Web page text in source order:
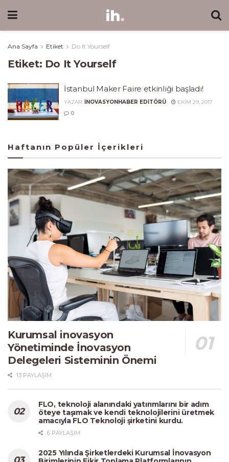
Ana Sayfa Etiket Do It Yourself
Etiket: Do It Yourself
İstanbul Maker Faire etkinliği başladı!
YAZAR: INOVASYONHABER EDITÖRÜ
EKIM 29, 2017
0
Haftanın Popüler İçerikleri
Kurumsal inovasyon
Yönetiminde İnovasyon
Delegeleri Sisteminin Önemi
13 PAYLAŞIM
FLO, teknoloji alanındaki yatırımlarını bir adım
öteye taşımak ve kendi teknolojilerini üretmek
amacıyla FLO Teknoloji şirketini kurdu.
6 PAYLAŞIM
2025 Yılında Şirketlerdeki Kurumsal İnovasyon